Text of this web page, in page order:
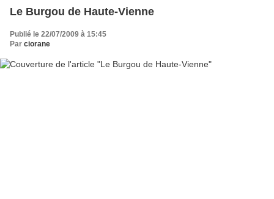
Le Burgou de Haute-Vienne
Publié le 22/07/2009 à 15:45
Par ciorane